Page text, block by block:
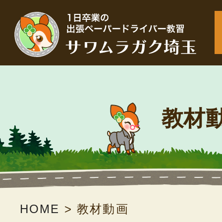
教材
HOME >教材動画